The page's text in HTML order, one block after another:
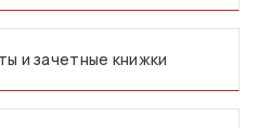
и зачетные книжки